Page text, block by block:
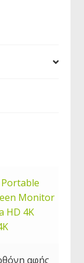
Monitor
HD 4K
αφής